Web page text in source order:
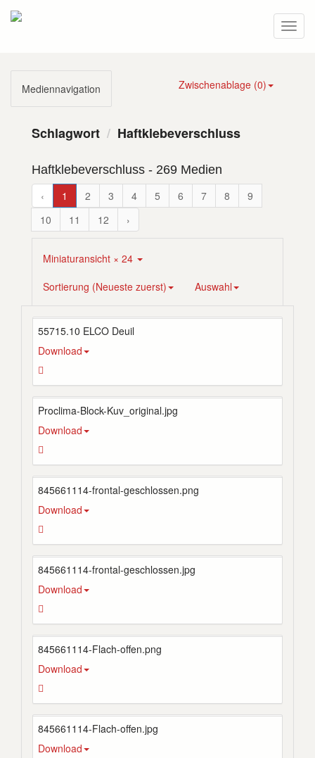
Mediennavigation Zwischenablage (0)
Schlagwort Haftklebeverschluss
Haftklebeverschluss - 269 Medien
‹
1 2 3 4 5 6 7 8
9
10
11 12 ›
Miniaturansicht × 24
Sortierung (Neueste zuerst)
Auswahl
55715.10 ELCO Deuil
Download
Proclima-Block-Kuv_original.jpg
Download
845661114-frontal-geschlossen.png
Download
845661114-frontal-geschlossen.jpg
Download
845661114-Flach-offen.png
Download
845661114-Flach-offen.jpg
Download